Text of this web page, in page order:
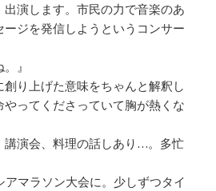
演します。市民の力で音楽のあ
ージを発信しようというコンサー
』
り上げた意味をちゃんと解釈し
ってくださっていて胸が熱くな
講演会、料理の話しあり…。多忙
アマラソン大会に。少しずつタイ